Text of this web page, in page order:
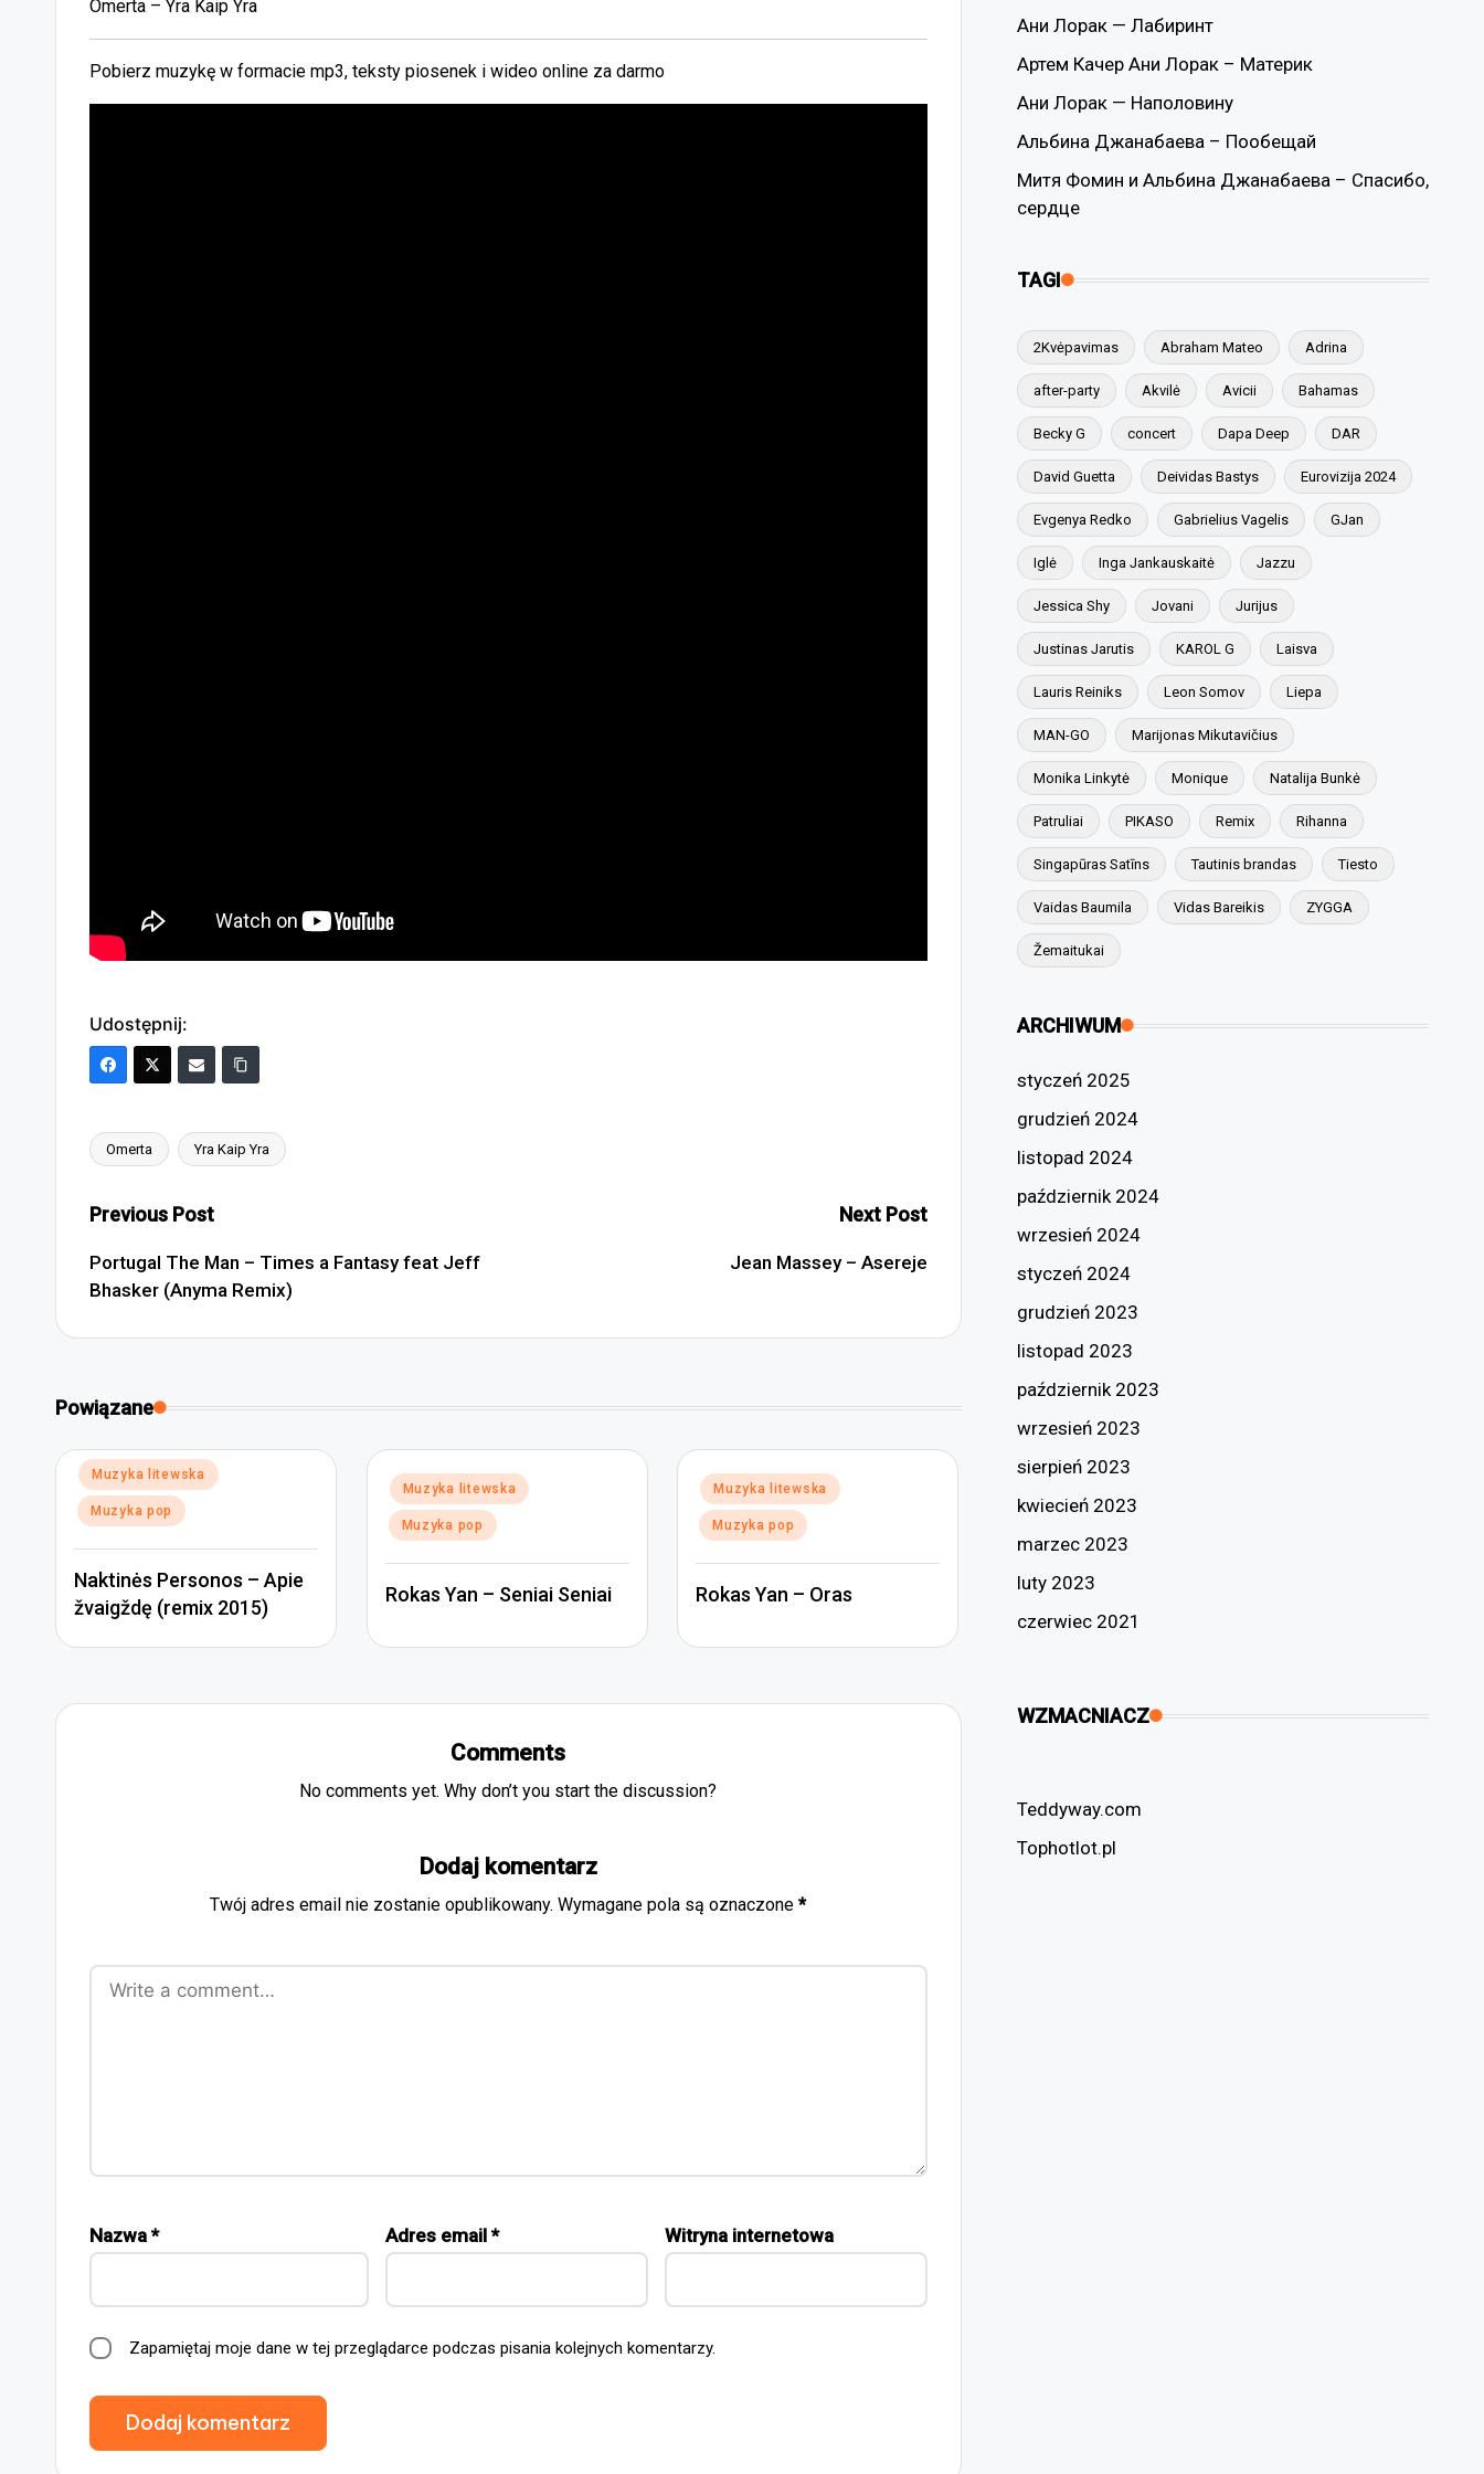
Omerta – Yra Kaip Yra
Pobierz muzykę w formacie mp3, teksty piosenek i wideo online za darmo
Udostępnij:
Tags:
Omerta Yra Kaip Yra
Post
navigation
Previous Post
Portugal The Man – Times a Fantasy feat Jeff
Bhasker (Anyma Remix)
Next Post
Jean Massey – Asereje
Powiązane
Posted
in
Muzyka litewska
Muzyka pop
Naktinės Personos – Apie
žvaigždę (remix 2015)
Posted
in
Muzyka litewska
Muzyka pop
Rokas Yan – Seniai Seniai
Posted
in
Muzyka litewska
Muzyka pop
Rokas Yan – Oras
Comments
No comments yet. Why don’t you start the discussion?
Dodaj komentarz
Twój adres email nie zostanie opublikowany. Wymagane pola są oznaczone*
Nazwa * Adres email * Witryna internetowa
Zapamiętaj moje dane w tej przeglądarce podczas pisania kolejnych komentarzy.
Ани Лорак — Лабиринт
Артем Качер Ани Лорак – Материк
Ани Лорак — Наполовину
Альбина Джанабаева – Пообещай
Митя Фомин и Альбина Джанабаева – Спасибо,
сердце
TAGI
2Kvėpavimas Abraham Mateo Adrina
after-party Akvilė Avicii Bahamas
Becky G concert Dapa Deep DAR
David Guetta Deividas Bastys Eurovizija 2024
Evgenya Redko Gabrielius Vagelis GJan
Iglė Inga Jankauskaitė Jazzu
Jessica Shy Jovani Jurijus
Justinas Jarutis KAROL G Laisva
Lauris Reiniks Leon Somov Liepa
MAN-GO Marijonas Mikutavičius
Monika Linkytė Monique Natalija Bunkė
Patruliai PIKASO Remix Rihanna
Singapūras Satīns Tautinis brandas Tiesto
Vaidas Baumila Vidas Bareikis ZYGGA
Žemaitukai
ARCHIWUM
styczeń 2025
grudzień 2024
listopad 2024
październik 2024
wrzesień 2024
styczeń 2024
grudzień 2023
listopad 2023
październik 2023
wrzesień 2023
sierpień 2023
kwiecień 2023
marzec 2023
luty 2023
czerwiec 2021
WZMACNIACZ
Teddyway.com
Tophotlot.pl